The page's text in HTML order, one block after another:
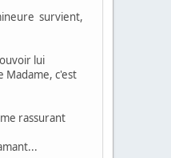
survient,
lui
Madame, c'est
rassurant